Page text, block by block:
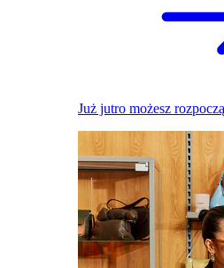
Już jutro możesz